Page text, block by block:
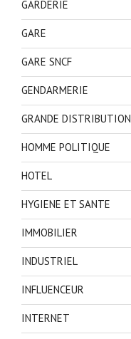
GARDERIE
GARE
GARE SNCF
GENDARMERIE
GRANDE DISTRIBUTION
HOMME POLITIQUE
HOTEL
HYGIENE ET SANTE
IMMOBILIER
INDUSTRIEL
INFLUENCEUR
INTERNET